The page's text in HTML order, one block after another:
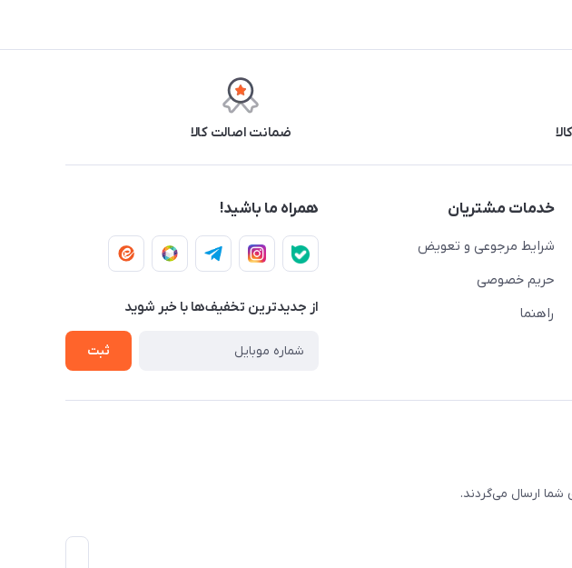
ضمانت اصالت کالا
خدمات مشتریان
شرایط مرجوعی و تعویض
حریم خصوصی
راهنما
همراه ما باشید!
از جدید‌ترین تخفیف‌ها با‌ خبر شوید
ثبت
شما ارسال می‌گردند.